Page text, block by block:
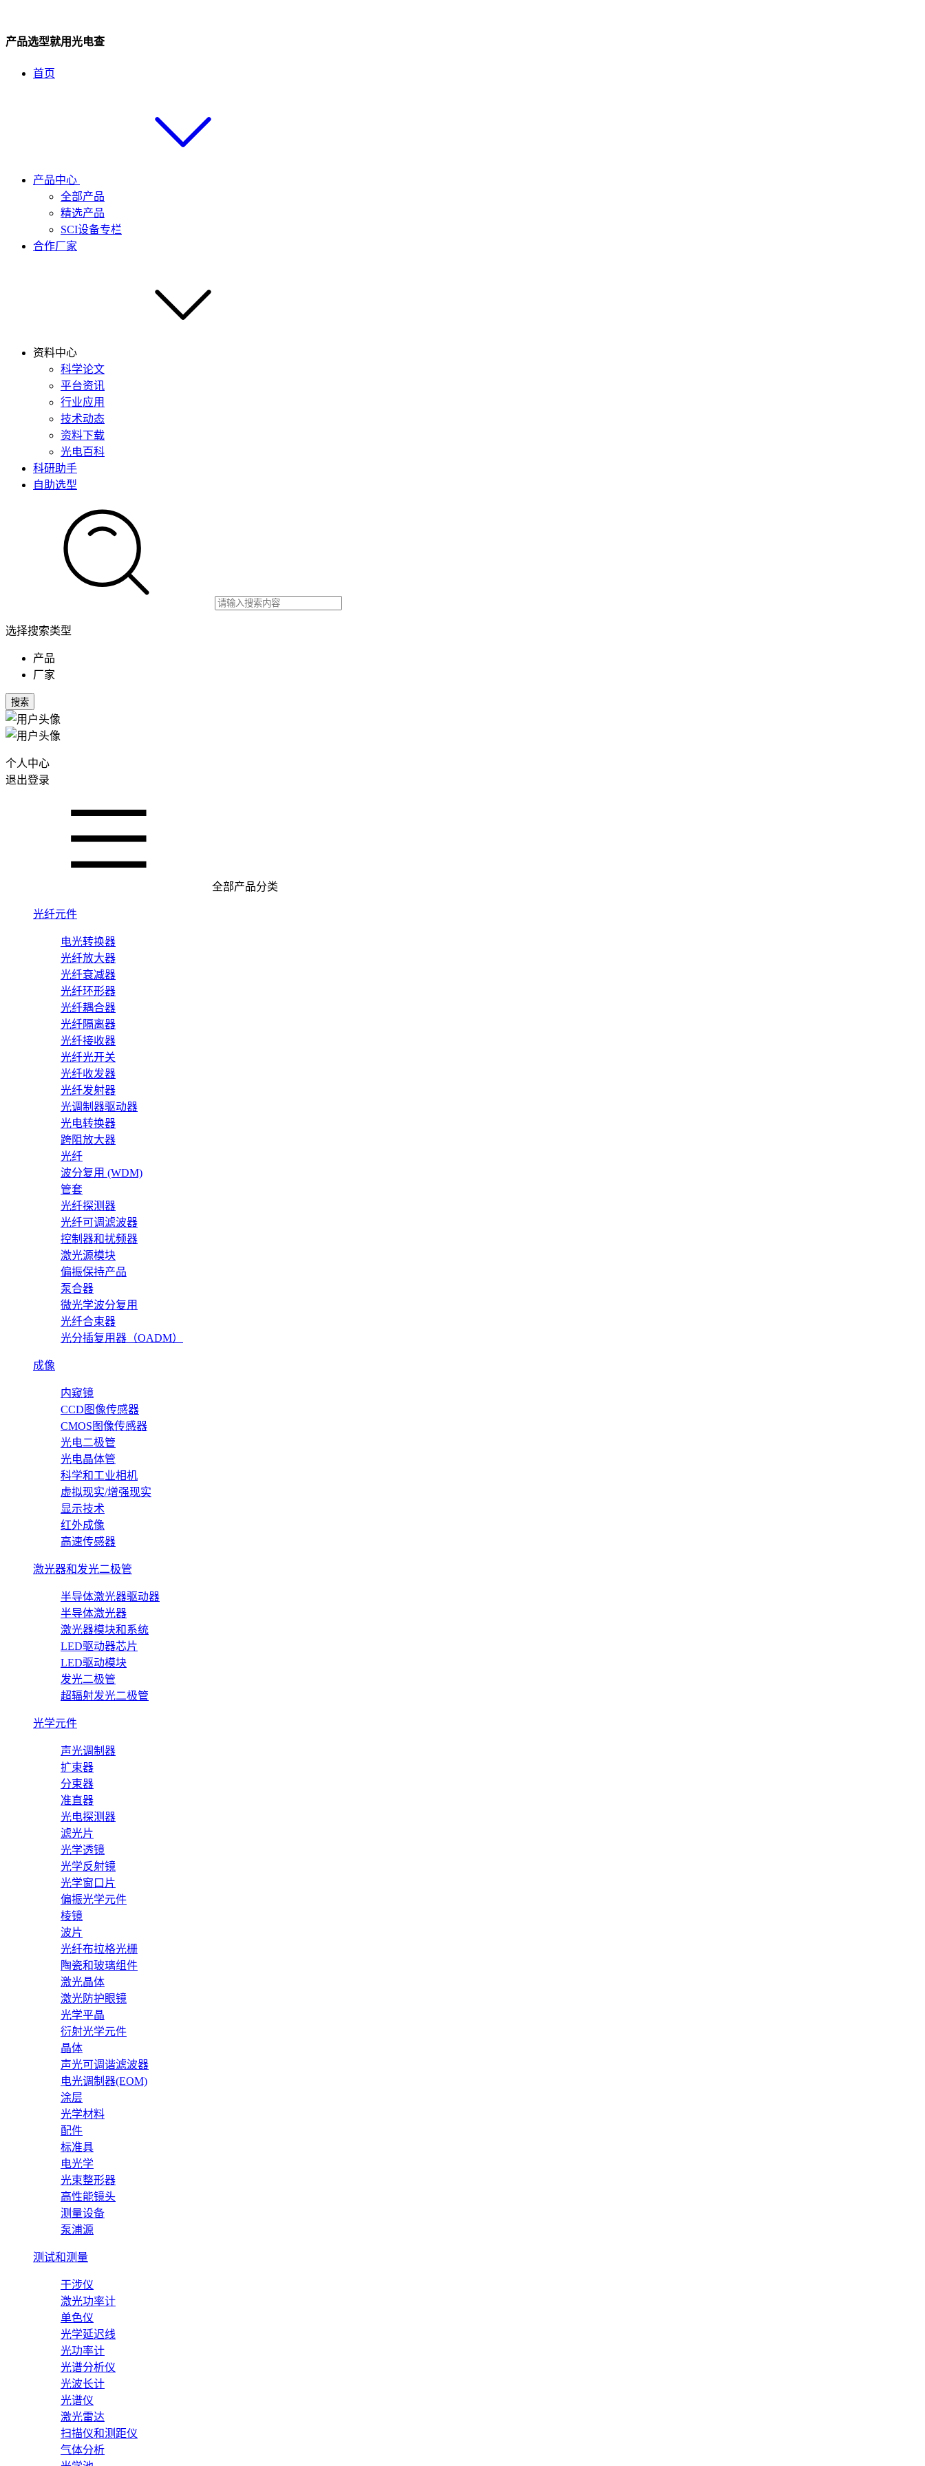
产品选型就用光电查
首页
产品中心
全部产品
精选产品
SCI设备专栏
合作厂家
资料中心
科学论文
平台资讯
行业应用
技术动态
资料下载
光电百科
科研助手
自助选型
选择搜索类型
产品
厂家
搜索
个人中心
退出登录
全部产品分类
光纤元件
电光转换器
光纤放大器
光纤衰减器
光纤环形器
光纤耦合器
光纤隔离器
光纤接收器
光纤光开关
光纤收发器
光纤发射器
光调制器驱动器
光电转换器
跨阻放大器
光纤
波分复用 (WDM)
管套
光纤探测器
光纤可调滤波器
控制器和扰频器
激光源模块
偏振保持产品
泵合器
微光学波分复用
光纤合束器
光分插复用器（OADM）
成像
内窥镜
CCD图像传感器
CMOS图像传感器
光电二极管
光电晶体管
科学和工业相机
虚拟现实/增强现实
显示技术
红外成像
高速传感器
激光器和发光二极管
半导体激光器驱动器
半导体激光器
激光器模块和系统
LED驱动器芯片
LED驱动模块
发光二极管
超辐射发光二极管
光学元件
声光调制器
扩束器
分束器
准直器
光电探测器
滤光片
光学透镜
光学反射镜
光学窗口片
偏振光学元件
棱镜
波片
光纤布拉格光栅
陶瓷和玻璃组件
激光晶体
激光防护眼镜
光学平晶
衍射光学元件
晶体
声光可调谐滤波器
电光调制器(EOM)
涂层
光学材料
配件
标准具
电光学
光束整形器
高性能镜头
测量设备
泵浦源
测试和测量
干涉仪
激光功率计
单色仪
光学延迟线
光功率计
光谱分析仪
光波长计
光谱仪
激光雷达
扫描仪和测距仪
气体分析